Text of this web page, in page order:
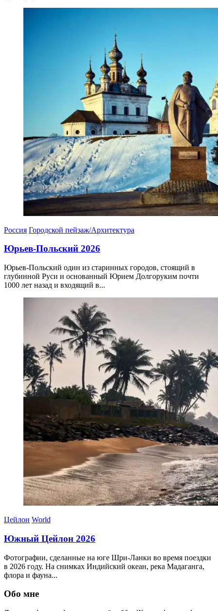
Россия Городской пейзаж/Архитектура
Юрьев-Польский 2026
Юрьев-Польский один из старинных городов, стоящий в
глубинной Руси и основанный Юрием Долгоруким почти
1000 лет назад и входящий в...
Цейлон World
Южный Цейлон 2026
Фотографии, сделанные на юге Шри-Ланки во время поездки
в 2026 году. На снимках Индийский океан, река Мадаганга,
флора и фауна...
30.03.2026
Обо мне